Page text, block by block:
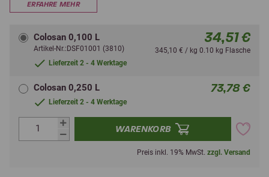
ERFAHRE MEHR
Colosan 0,100 L
Artikel-Nr.:DSF01001 (3810)
Lieferzeit 2 - 4 Werktage
34,51 €
345,10 € / kg 0.10 kg Flasche
Colosan 0,250 L
Lieferzeit 2 - 4 Werktage
73,78 €
WARENKORB
Preis inkl. 19% MwSt. zzgl. Versand